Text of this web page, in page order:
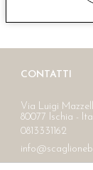
Ritiro in
CONTATTI
Via Luigi
80077 Ischia -
0813331162